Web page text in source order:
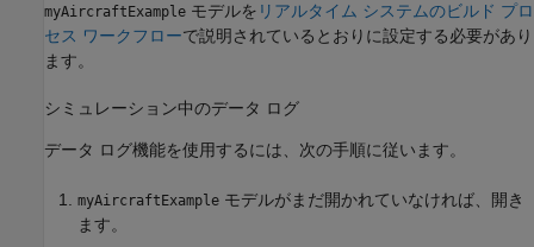
myAircraftExample モデルを リアルタイム システムのビルド プロ
セス ワークフローで説明されているとおりに設定する必要があり
ます。
シミュレーション中のデータ ログ
データ ログ機能を使用するには、次の手順に従います。
myAircraftExample モデルがまだ開かれていなければ、開き
ます。